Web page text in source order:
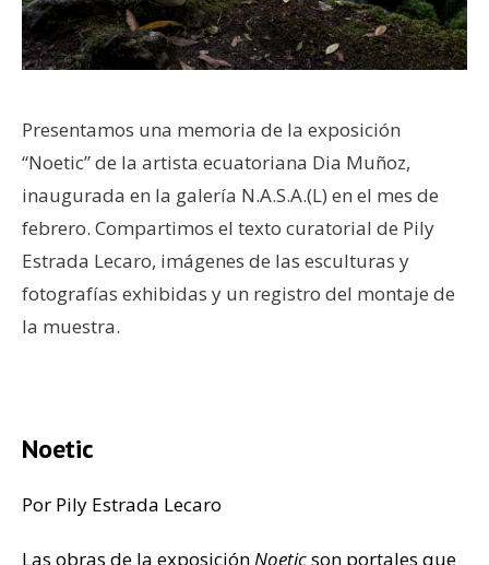
Presentamos una memoria de la exposición
“Noetic” de la artista ecuatoriana Dia Muñoz,
inaugurada en la galería N.A.S.A.(L) en el mes de
febrero. Compartimos el texto curatorial de Pily
Estrada Lecaro, imágenes de las esculturas y
fotografías exhibidas y un registro del montaje de
la muestra.
Noetic
Por Pily Estrada Lecaro
Las obras de la exposición Noeticson portales que